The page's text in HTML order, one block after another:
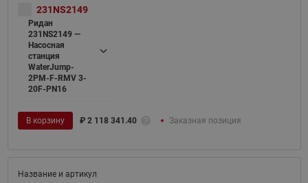
231NS2149
Ридан
231NS2149 —
Насосная
станция
WaterJump-
2PM-F-RMV 3-
20F-PN16
В корзину ₽ 2 118 341.40 Заказная позиция